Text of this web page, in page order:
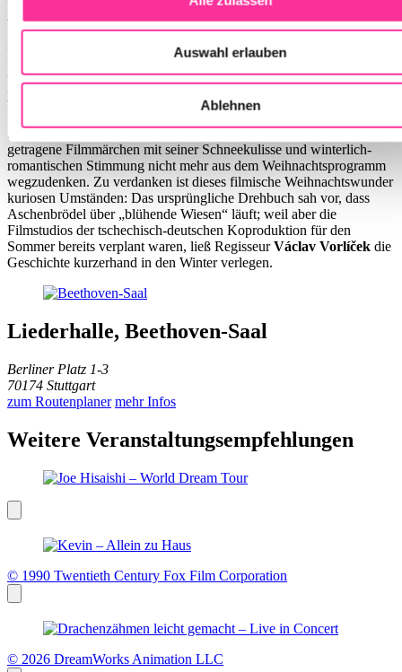
Auswahl erlauben
Ablehnen
Märchenheldin dazu verträumt auf ihrem Schimmel Nikolaus durch
verschneite Landschaften und entzückt Generationen von
kämpft für das große Glück und zeigt dabei auch dem Prinzen
gleich bei der ersten Begegnung im Wald zielsicher, wo es lang
geht. Eigensinnig und mit dem Herzen am rechten Fleck – das ist es,
was den Film bis heute ausmacht.
Seit seiner Erstausstrahlung im Jahr 1973 ist das von Leichtigkeit
getragene Filmmärchen mit seiner Schneekulisse und winterlich-
romantischen Stimmung nicht mehr aus dem Weihnachtsprogramm
wegzudenken. Zu verdanken ist dieses filmische Weihnachtswunder
kuriosen Umständen: Das ursprüngliche Drehbuch sah vor, dass
Aschenbrödel über „blühende Wiesen“ läuft; weil aber die
Filmstudios der tschechisch-deutschen Koproduktion für den
Sommer bereits verplant waren, ließ RegisseurVáclav Vorlíček die
Geschichte kurzerhand in den Winter verlegen.
Liederhalle, Beethoven-Saal
Berliner Platz 1-3
70174 Stuttgart
zum Routenplaner mehr Infos
Weitere Veranstaltungsempfehlungen
© 1990 Twentieth Century Fox Film Corporation
© 2026 DreamWorks Animation LLC